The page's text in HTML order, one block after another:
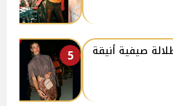
5 صيفية أنيقة